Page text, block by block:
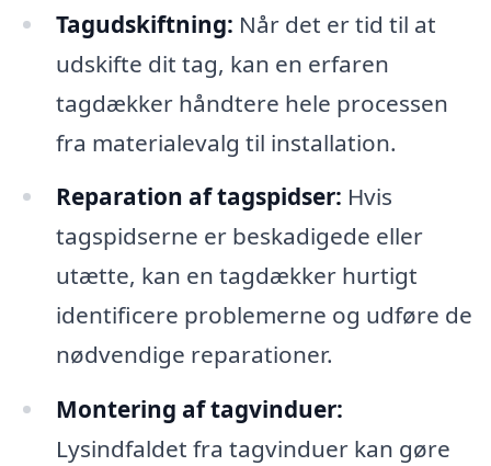
Tagudskiftning: Når det er tid til at
udskifte dit tag, kan en erfaren
tagdækker håndtere hele processen
fra materialevalg til installation.
Reparation af tagspidser: Hvis
tagspidserne er beskadigede eller
utætte, kan en tagdækker hurtigt
identificere problemerne og udføre de
nødvendige reparationer.
Montering af tagvinduer:
Lysindfaldet fra tagvinduer kan gøre